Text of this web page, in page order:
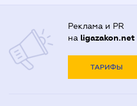
Реклама и PR
на ligazakon.net
ТАРИФЫ